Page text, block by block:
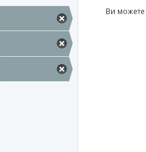
Ви можете